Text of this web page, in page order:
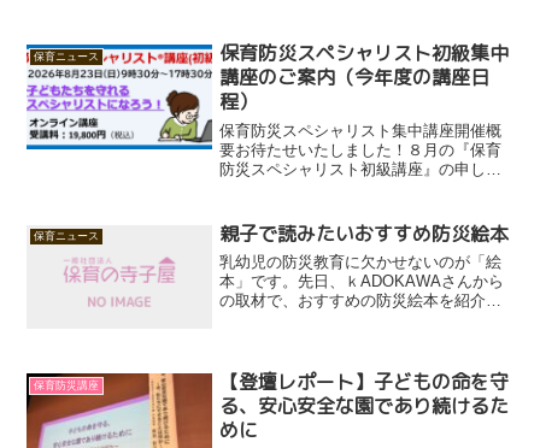
座なのに、なぜ盛り上がる…？と思われ
るかもしれませんが...
保育ニュース
保育防災スペシャリスト初級集中
講座のご案内（今年度の講座日
程）
保育防災スペシャリスト集中講座開催概
要お待たせいたしました！８月の『保育
防災スペシャリスト初級講座』の申し込
は9時30分～17時30分（途中休憩及び昼
食時間をはさみ...
保育ニュース 親子で読みたいおすすめ防災絵本
乳幼児の防災教育に欠かせないのが「絵
本」です。先日、ｋADOKAWAさんから
の取材で、おすすめの防災絵本を紹介さ
また、年長さんくらい...
保育防災講座
【登壇レポート】子どもの命を守
る、安心安全な園であり続けるた
めに